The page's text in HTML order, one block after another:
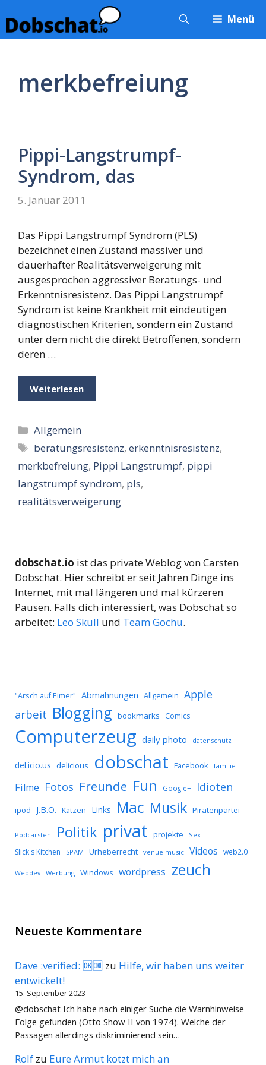
Inhalt
springen
Menü
merkbefreiung
Pippi-Langstrumpf-
Syndrom, das
5. Januar 2011
Das Pippi Langstrumpf Syndrom (PLS)
bezeichnet einen Zustand massiver und
dauerhafter Realitätsverweigerung mit
ausgesprochen aggressiver Beratungs- und
Erkenntnisresistenz. Das Pippi Langstrumpf
Syndrom ist keine Krankheit mit eindeutigen
diagnostischen Kriterien, sondern ein Zustand
unter dem nicht die direkt Betroffenen, sondern
deren …
Weiterlesen
Kategorien
Allgemein
Schlagwörter
beratungsresistenz,erkenntnisresistenz,
merkbefreiung, Pippi Langstrumpf, pippi
langstrumpf syndrom, pls,
realitätsverweigerung
dobschat.io ist das private Weblog von Carsten
Dobschat. Hier schreibt er seit Jahren Dinge ins
Internet, mit mal längeren und mal kürzeren
Pausen. Falls dich interessiert, was Dobschat so
arbeitet: Leo Skull und Team Gochu.
"Arsch auf Eimer" Abmahnungen Allgemein Apple
arbeit Blogging bookmarks Comics
Computerzeug daily photo datenschutz
del.icio.us delicious dobschat Facebook familie
Filme Fotos Freunde Fun Google+ Idioten
ipod J.B.O. Katzen Links Mac Musik Piratenpartei
Podcarsten Politik privat projekte Sex
Slick's Kitchen SPAM Urheberrecht venue music Videos web2.0
Webdev Werbung Windows wordpress zeuch
Neueste Kommentare
Dave :verified: 🆗🆒 zu Hilfe, wir haben uns weiter
entwickelt!
15. September 2023
@dobschat Ich habe nach einiger Suche die Warnhinweise-
Folge gefunden (Otto Show II von 1974). Welche der
Passagen allerdings diskriminierend sein…
Rolf zu Eure Armut kotzt mich an